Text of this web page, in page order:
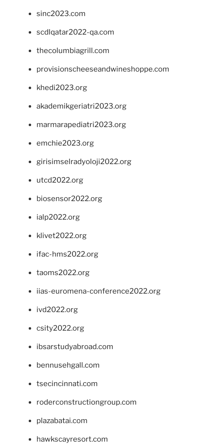
sinc2023.com
scdlqatar2022-qa.com
thecolumbiagrill.com
provisionscheeseandwineshoppe.com
khedi2023.org
akademikgeriatri2023.org
marmarapediatri2023.org
emchie2023.org
girisimselradyoloji2022.org
utcd2022.org
biosensor2022.org
ialp2022.org
klivet2022.org
ifac-hms2022.org
taoms2022.org
iias-euromena-conference2022.org
ivd2022.org
csity2022.org
ibsarstudyabroad.com
bennusehgall.com
tsecincinnati.com
roderconstructiongroup.com
plazabatai.com
hawkscayresort.com